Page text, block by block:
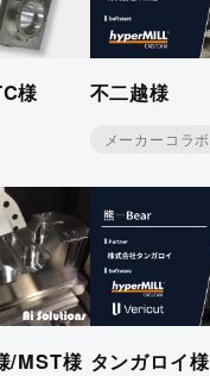
様
不二越様
メーカーコラボ
/MST様 タンガロイ様